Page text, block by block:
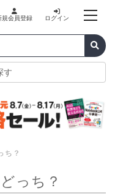
規会員登録 ログイン
す
ち？
っち？